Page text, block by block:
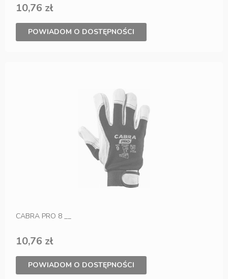
10,76 zł
POWIADOM O DOSTĘPNOŚCI
CABRA PRO 8 __
10,76 zł
POWIADOM O DOSTĘPNOŚCI